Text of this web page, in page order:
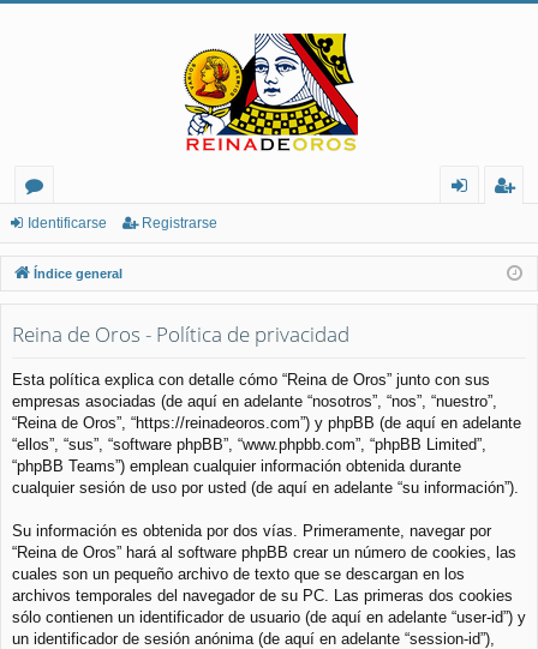
or
os
nt
ifi
e
ist
ra
Identificarse Registrarse
Índice general
Reina de Oros - Política de privacidad
Esta política explica con detalle cómo “Reina de Oros” junto con sus
empresas asociadas (de aquí en adelante “nosotros”, “nos”, “nuestro”,
“Reina de Oros”, “https://reinadeoros.com”) y phpBB (de aquí en adelante
“ellos”, “sus”, “software phpBB”, “www.phpbb.com”, “phpBB Limited”,
“phpBB Teams”) emplean cualquier información obtenida durante
cualquier sesión de uso por usted (de aquí en adelante “su información”).
Su información es obtenida por dos vías. Primeramente, navegar por
“Reina de Oros” hará al software phpBB crear un número de cookies, las
cuales son un pequeño archivo de texto que se descargan en los
archivos temporales del navegador de su PC. Las primeras dos cookies
sólo contienen un identificador de usuario (de aquí en adelante “user-id”) y
un identificador de sesión anónima (de aquí en adelante “session-id”),